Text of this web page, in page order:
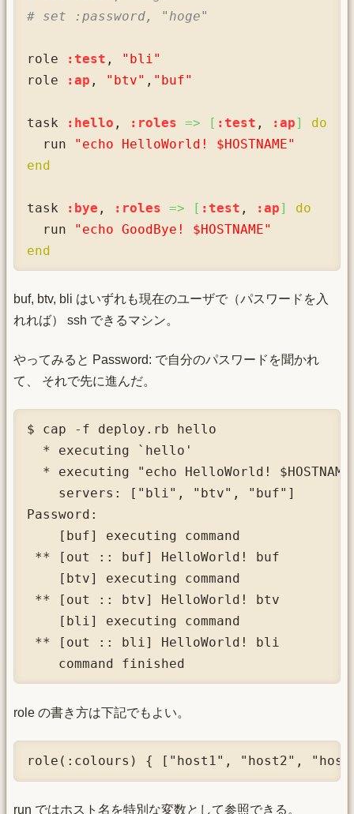
# set :password, "hoge"
role :test ,
"bli"
role
:ap , "btv" , "buf"
task :hello , :roles => [ :test , :ap]
do
  run
"echo HelloWorld! $HOSTNAME"
end
task :bye , :roles => [ :test , :ap]
do
  run
"echo GoodBye! $HOSTNAME"
end
buf, btv, bli はいずれも現在のユーザで（パスワードを入
れれば） ssh できるマシン。
やってみると Password: で自分のパスワードを聞かれ
て、 それで先に進んだ。
$ cap -f deploy.rb hello
  * executing `hello'
* executing "echo HelloWorld!
    servers: ["bli", "btv", "buf"]
Password:
    [buf] executing command
** [out :: buf] HelloWorld! buf
    [btv] executing command
** [out :: btv] HelloWorld! btv
    [bli] executing command
** [out :: bli] HelloWorld! bli
    command finished
role の書き方は下記でもよい。
role(:colours) { ["host1", "host2",
run ではホスト名を特別な変数として参照できる。